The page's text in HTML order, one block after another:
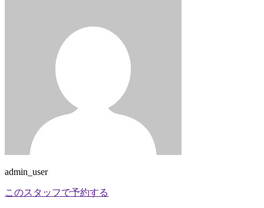
admin_user
このスタッフで予約する